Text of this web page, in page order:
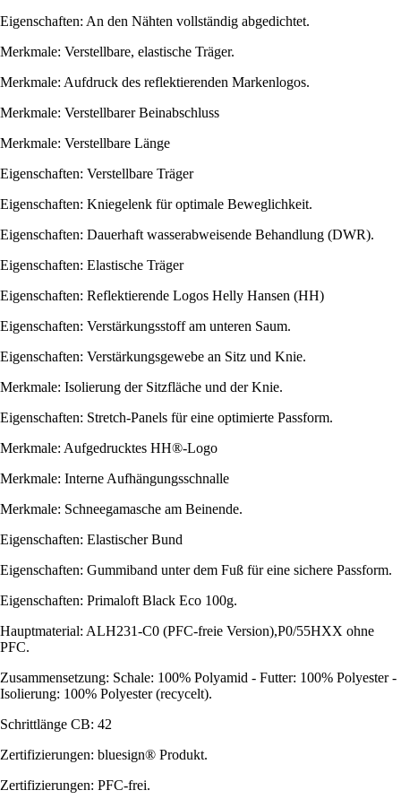
Eigenschaften: An den Nähten vollständig abgedichtet.
Merkmale: Verstellbare, elastische Träger.
Merkmale: Aufdruck des reflektierenden Markenlogos.
Merkmale: Verstellbarer Beinabschluss
Merkmale: Verstellbare Länge
Eigenschaften: Verstellbare Träger
Eigenschaften: Kniegelenk für optimale Beweglichkeit.
Eigenschaften: Dauerhaft wasserabweisende Behandlung (DWR).
Eigenschaften: Elastische Träger
Eigenschaften: Reflektierende Logos Helly Hansen (HH)
Eigenschaften: Verstärkungsstoff am unteren Saum.
Eigenschaften: Verstärkungsgewebe an Sitz und Knie.
Merkmale: Isolierung der Sitzfläche und der Knie.
Eigenschaften: Stretch-Panels für eine optimierte Passform.
Merkmale: Aufgedrucktes HH®-Logo
Merkmale: Interne Aufhängungsschnalle
Merkmale: Schneegamasche am Beinende.
Eigenschaften: Elastischer Bund
Eigenschaften: Gummiband unter dem Fuß für eine sichere Passform.
Eigenschaften: Primaloft Black Eco 100g.
Hauptmaterial: ALH231-C0 (PFC-freie Version),P0/55HXX ohne
PFC.
Zusammensetzung: Schale: 100% Polyamid - Futter: 100% Polyester -
Isolierung: 100% Polyester (recycelt).
Schrittlänge CB: 42
Zertifizierungen: bluesign® Produkt.
Zertifizierungen: PFC-frei.